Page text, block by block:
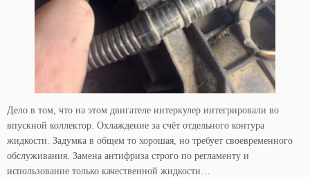
Дело в том, что на этом двигателе интеркулер интегрировали во
впускной коллектор. Охлаждение за счёт отдельного контура
жидкости. Задумка в общем то хорошая, но требует своевременного
обслуживания. Замена антифриза строго по регламенту и
использование только качественной жидкости…